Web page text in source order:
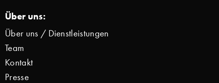
Über uns:
Über uns / Dienstleistungen
Team
Kontakt
Presse